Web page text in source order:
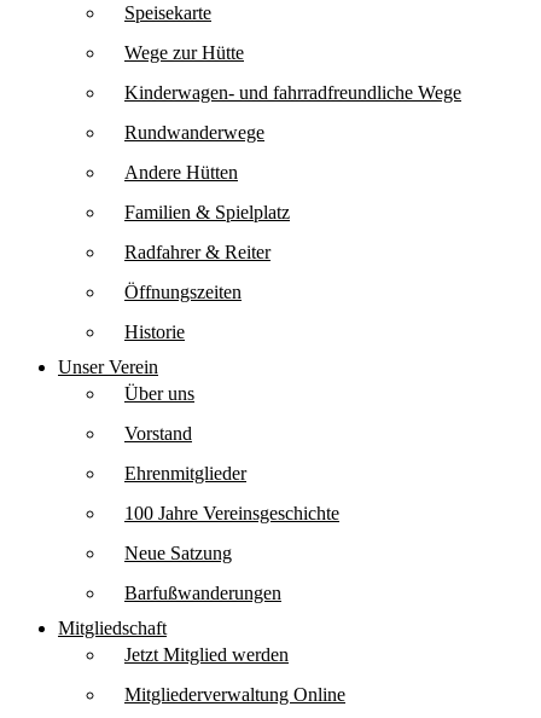
Speisekarte
Wege zur Hütte
Kinderwagen- und fahrradfreundliche Wege
Rundwanderwege
Andere Hütten
Familien & Spielplatz
Radfahrer & Reiter
Öffnungszeiten
Historie
Unser Verein
Über uns
Vorstand
Ehrenmitglieder
100 Jahre Vereinsgeschichte
Neue Satzung
Barfußwanderungen
Mitgliedschaft
Jetzt Mitglied werden
Mitgliederverwaltung Online